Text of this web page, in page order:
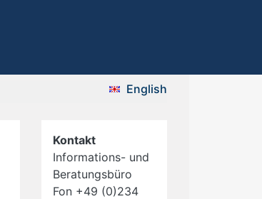
English
Kontakt
Informations- und
Beratungsbüro
Fon +49 (0)234